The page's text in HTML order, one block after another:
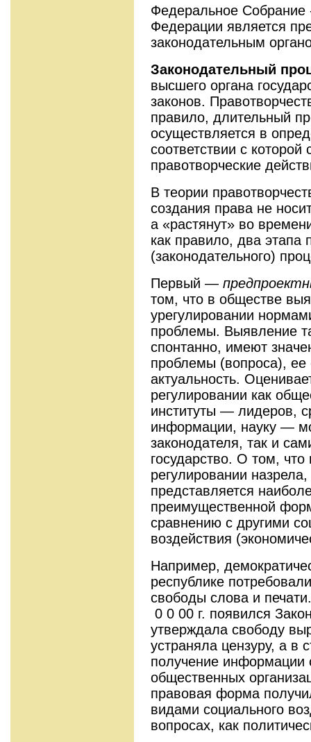
Федеральное Собрание
Федерации является
законодательным
Законодательный
высшего органа
законов.
правило, длительный
осуществляется в
соответствии с
правотворческие
В теории
создания права не
а «растянут» во
как правило, два этапа
(законодательного)
Первый —
том, что в обществе
урегулировании
проблемы. Выявление
спонтанно, имеют
проблемы (вопроса), ее
актуальность.
регулировании как
институты — лидеров,
информации, науку —
законодателя, так и
государство. О том,
регулировании
представляется
преимущественной
сравнению с другими
воздействия
Например,
республике
свободы слова и
0 0 00 г. появился
утверждала свободу
устраняла цензуру, а в
получение информации
общественных
правовая форма
видами социального
вопросах, как